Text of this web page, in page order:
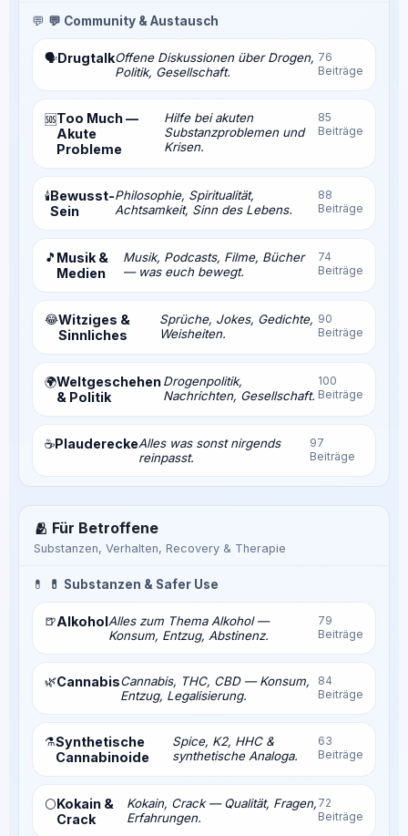
💬 💬 Community & Austausch
🗣️DrugtalkOffene Diskussionen über Drogen,
Politik, Gesellschaft.
76
Beiträge
🆘Too Much —
Akute
Probleme
Hilfe bei akuten
Substanzproblemen und
Krisen.
85
Beiträge
🕯️Bewusst-
Sein
Philosophie, Spiritualität,
Achtsamkeit, Sinn des Lebens.
88
Beiträge
🎵 Musik &
Medien
Musik, Podcasts, Filme, Bücher
— was euch bewegt.
74
Beiträge
😂Witziges &
Sinnliches
Sprüche, Jokes, Gedichte,
Weisheiten.
90
Beiträge
🌍Weltgeschehen
& Politik
Drogenpolitik,
Nachrichten, Gesellschaft.
100
Beiträge
☕PlaudereckeAlles was sonst nirgends
reinpasst.
97
Beiträge
🫂 Für Betroffene
Substanzen, Verhalten, Recovery & Therapie
💊 💊 Substanzen & Safer Use
🍺AlkoholAlles zum Thema Alkohol —
Konsum, Entzug, Abstinenz.
79
Beiträge
🌿CannabisCannabis, THC, CBD — Konsum,
Entzug, Legalisierung.
84
Beiträge
⚗️Synthetische
Cannabinoide
Spice, K2, HHC &
synthetische Analoga.
63
Beiträge
⚪Kokain &
Crack
Kokain, Crack — Qualität, Fragen,
Erfahrungen.
72
Beiträge